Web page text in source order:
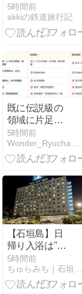
西線 電車＆代
行バス接続時
刻表【郡山〜
若松】全便＆
快速停車駅ま
とめ
5時間前
akkiの鉄道旅行記
既に伝説級の
領域に片足突
っ込んでいる
人！
5時間前
【石垣島】日
帰り入浴は"こ
こだけ"！夜24
時まで入れる
大浴場「にぃ
5時間前